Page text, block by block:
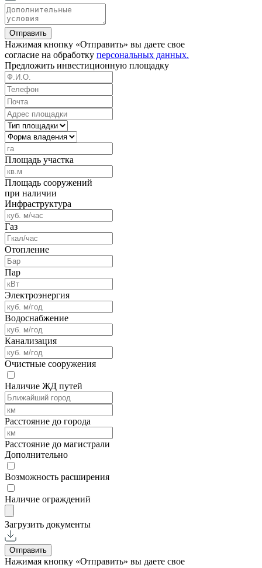
Отправить
Нажимая кнопку «Отправить» вы даете свое
согласие на обработку персональных данных.
Предложить инвестиционную площадку
Площадь участка
Площадь сооружений
при наличии
Инфраструктура
Газ
Отопление
Пар
Электроэнергия
Водоснабжение
Канализация
Очистные сооружения
Наличие ЖД путей
Расстояние до города
Расстояние до магистрали
Дополнительно
Возможность расширения
Наличие ограждений
Загрузить документы
Отправить
Нажимая кнопку «Отправить» вы даете свое